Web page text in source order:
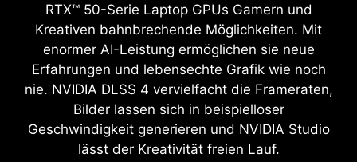
RTX™ 50-Serie Laptop GPUs Gamern und
Kreativen bahnbrechende Möglichkeiten. Mit
enormer AI-Leistung ermöglichen sie neue
Erfahrungen und lebensechte Grafik wie noch
nie. NVIDIA DLSS 4 vervielfacht die Frameraten,
Bilder lassen sich in beispielloser
Geschwindigkeit generieren und NVIDIA Studio
lässt der Kreativität freien Lauf.